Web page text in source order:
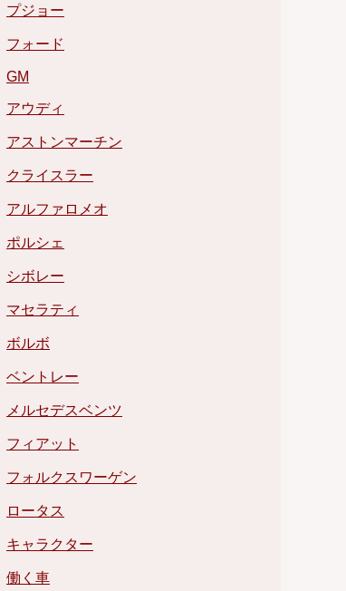
プジョー
フォード
GM
アウディ
アストンマーチン
クライスラー
アルファロメオ
ポルシェ
シボレー
マセラティ
ボルボ
ベントレー
メルセデスベンツ
フィアット
フォルクスワーゲン
ロータス
キャラクター
働く車